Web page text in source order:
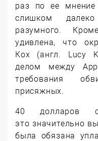
раз по ее
слишком
разумного.
удивлена, что
Кох (англ. Lucy
делом между
требования
присяжных.
40 долларов с
это значительно
была обязана